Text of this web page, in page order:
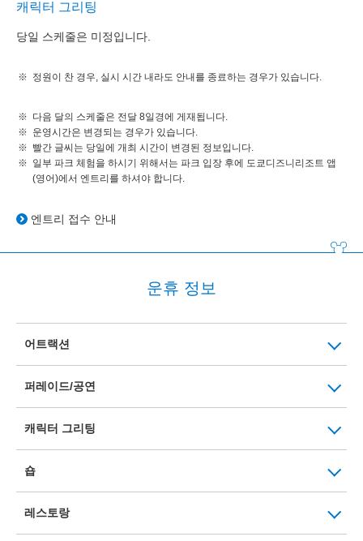
캐릭터 그리팅
당일 스케줄은 미정입니다.
정원이 찬 경우, 실시 시간 내라도 안내를 종료하는 경우가 있습니다.
다음 달의 스케줄은 전달 8일경에 게재됩니다.
운영시간은 변경되는 경우가 있습니다.
빨간 글씨는 당일에 개최 시간이 변경된 정보입니다.
일부 파크 체험을 하시기 위해서는 파크 입장 후에 도쿄디즈니리조트 앱
(영어)에서 엔트리를 하셔야 합니다.
엔트리 접수 안내
운휴 정보
어트랙션
퍼레이드/공연
캐릭터 그리팅
숍
레스토랑